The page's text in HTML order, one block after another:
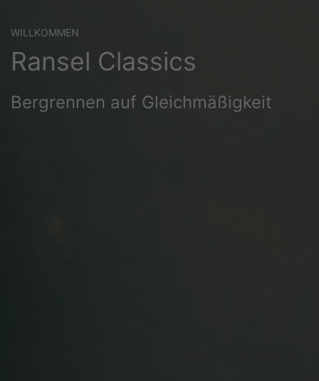
WILLKOMMEN
Ransel Classics
Bergrennen auf Gleichmäßigkeit